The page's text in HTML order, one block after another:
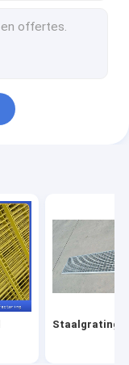
Staalgrating